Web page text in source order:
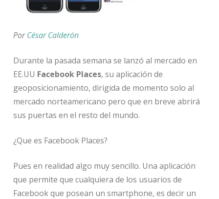
PorCésar Calderón
Durante la pasada semana se lanzó al mercado en
EE.UU Facebook Places, su aplicación de
geoposicionamiento, dirigida de momento solo al
mercado norteamericano pero que en breve abrirá
sus puertas en el resto del mundo.
¿Que es Facebook Places?
Pues en realidad algo muy sencillo. Una aplicación
que permite que cualquiera de los usuarios de
Facebook que posean un smartphone, es decir un